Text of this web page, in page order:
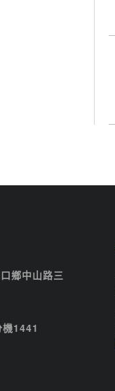
鄉中山路三
1441